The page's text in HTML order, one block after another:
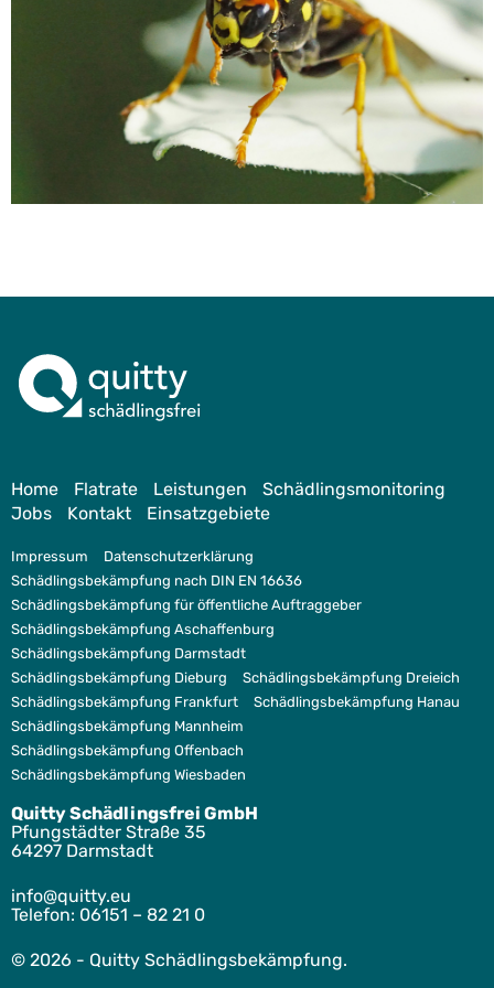
Home Flatrate Leistungen
Schädlingsmonitoring
Jobs
Kontakt Einsatzgebiete
Impressum
Datenschutzerklärung
Schädlingsbekämpfung nach DIN EN 16636
Schädlingsbekämpfung für öffentliche Auftraggeber
Schädlingsbekämpfung Aschaffenburg
Schädlingsbekämpfung Darmstadt
Schädlingsbekämpfung Dieburg
Schädlingsbekämpfung Dreieich
Schädlingsbekämpfung Frankfurt
Schädlingsbekämpfung Hanau
Schädlingsbekämpfung Mannheim
Schädlingsbekämpfung Offenbach
Schädlingsbekämpfung Wiesbaden
Quitty Schädlingsfrei GmbH
Pfungstädter Straße 35
64297 Darmstadt
ue.yt
tiuq@
ofni
Telefon: 06151 – 82 21 0
© 2026 - Quitty Schädlingsbekämpfung.